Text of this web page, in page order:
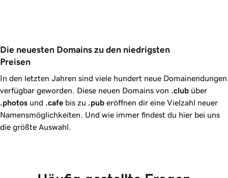
Die neuesten Domains zu den niedrigsten
Preisen
In den letzten Jahren sind viele hundert neue Domainendungen
verfügbar geworden. Diese neuen Domains von .club über
.photos und .cafe bis zu .pub eröffnen dir eine Vielzahl neuer
Namensmöglichkeiten. Und wie immer findest du hier bei uns
die größte Auswahl.